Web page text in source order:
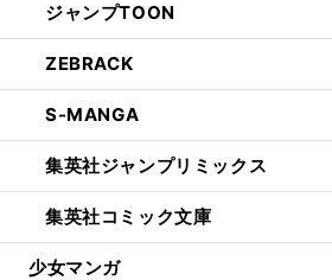
ジャンプTOON
ZEBRACK
S-MANGA
集英社ジャンプリミックス
集英社コミック文庫
少女マンガ